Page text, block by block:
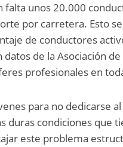
falta unos 20.000
por carretera. Esto
de conductores
de la Asociación
profesionales en
para no dedicarse
duras condiciones que
este problema